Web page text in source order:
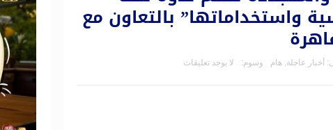
واستخداماتها” بالتعاون مع
أخبار عاجلة هام وسوم: لا يوجد تعليقات